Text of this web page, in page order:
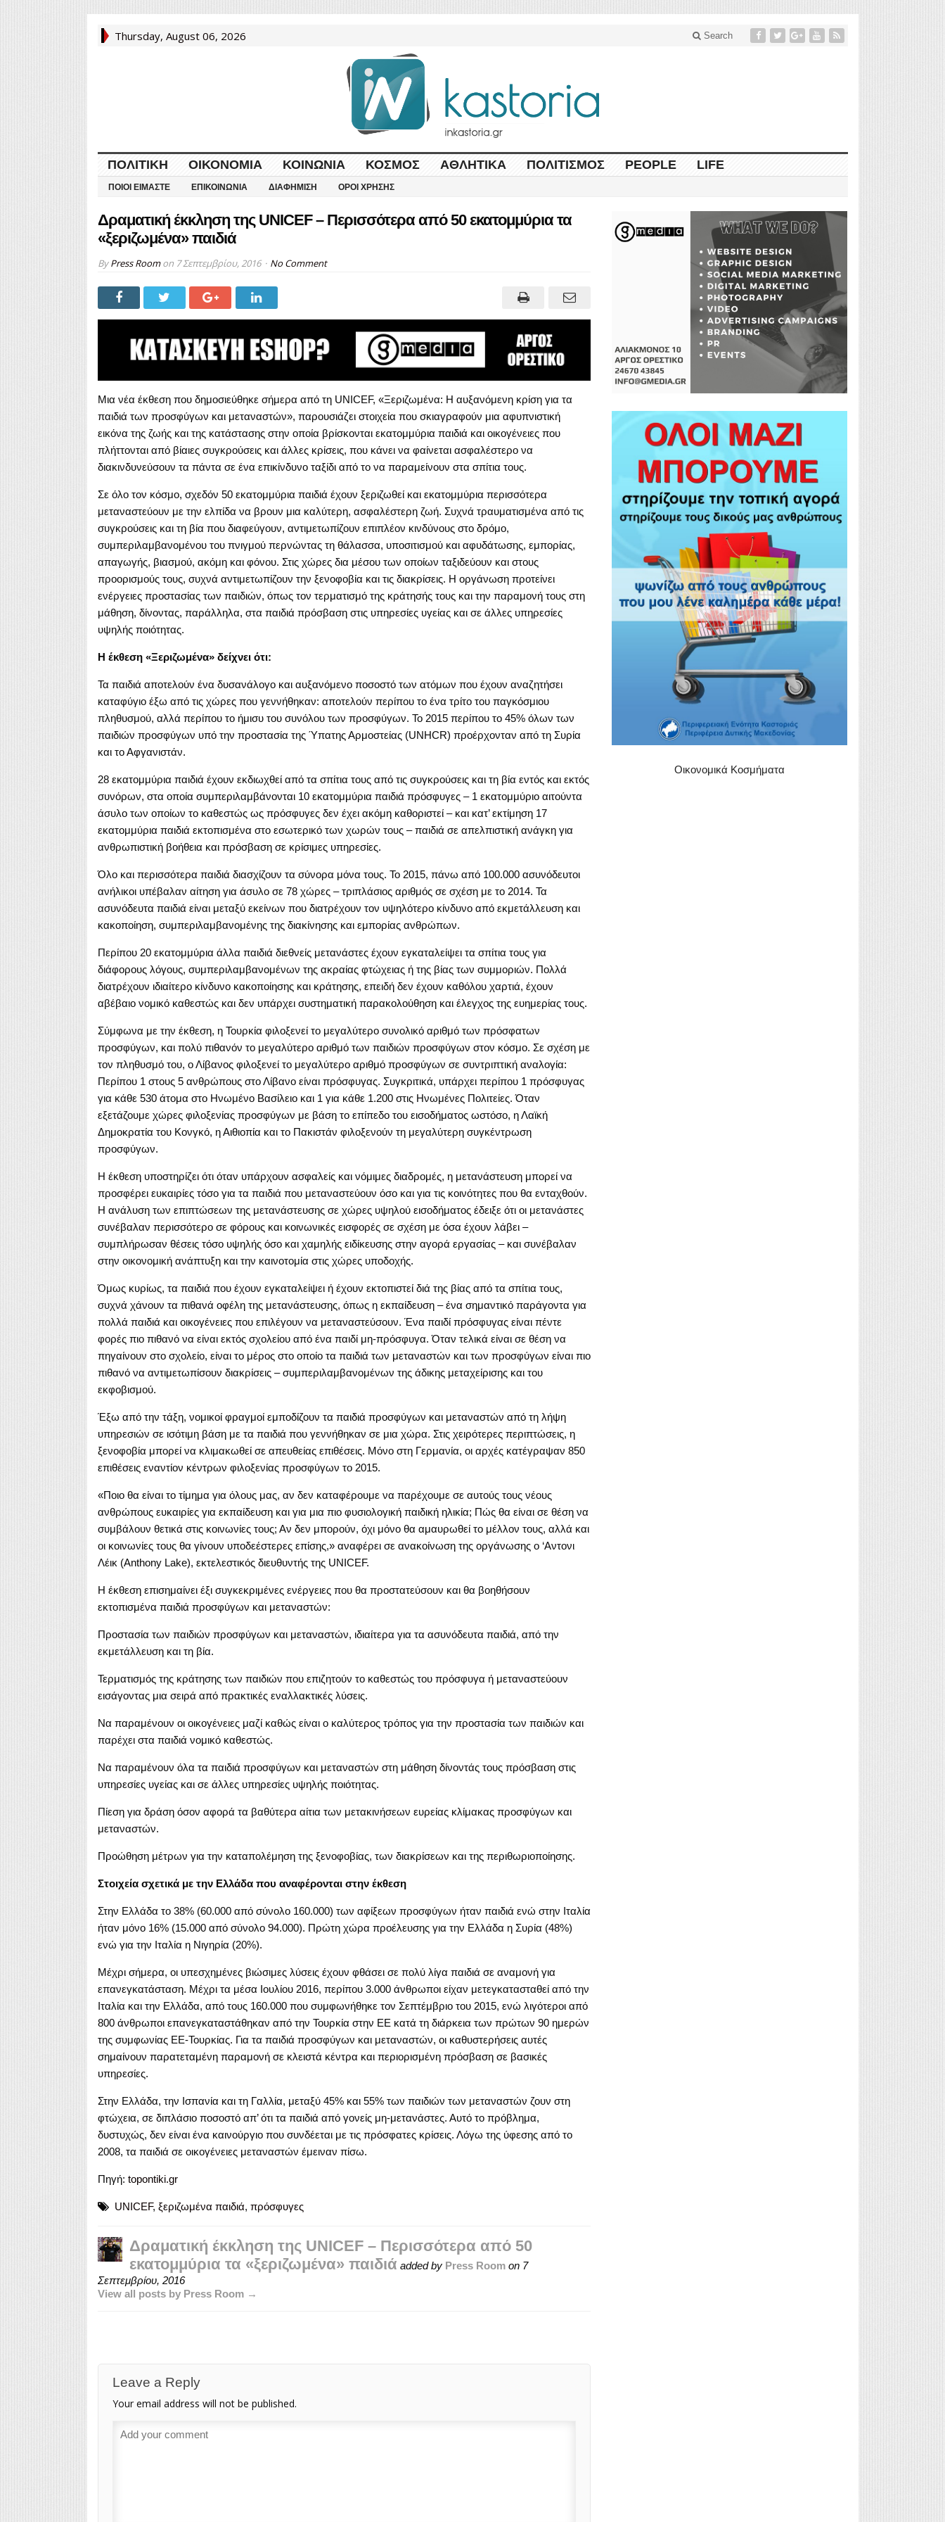
Thursday, August 06, 2026 Search
ΠΟΛΙΤΙΚΉ ΟΙΚΟΝΟΜΊΑ ΚΟΙΝΩΝΊΑ ΚΌΣΜΟΣ ΑΘΛΗΤΙΚΆ ΠΟΛΙΤΙΣΜΌΣ PEOPLE LIFE
ΠΟΙΟΙ ΕΊΜΑΣΤΕ ΕΠΙΚΟΙΝΩΝΊΑ ΔΙΑΦΉΜΙΣΗ ΌΡΟΙ ΧΡΉΣΗΣ
Δραματική έκκληση της UNICEF – Περισσότερα από 50 εκατομμύρια τα
«ξεριζωμένα» παιδιά
ByPress Roomon 7 Σεπτεμβρίου, 2016 No Comment
Μια νέα έκθεση που δημοσιεύθηκε σήμερα από τη UNICEF, «Ξεριζωμένα: Η αυξανόμενη κρίση για τα
παιδιά των προσφύγων και μεταναστών», παρουσιάζει στοιχεία που σκιαγραφούν μια αφυπνιστική
εικόνα της ζωής και της κατάστασης στην οποία βρίσκονται εκατομμύρια παιδιά και οικογένειες που
πλήττονται από βίαιες συγκρούσεις και άλλες κρίσεις, που κάνει να φαίνεται ασφαλέστερο να
διακινδυνεύσουν τα πάντα σε ένα επικίνδυνο ταξίδι από το να παραμείνουν στα σπίτια τους.
Σε όλο τον κόσμο, σχεδόν 50 εκατομμύρια παιδιά έχουν ξεριζωθεί και εκατομμύρια περισσότερα
μεταναστεύουν με την ελπίδα να βρουν μια καλύτερη, ασφαλέστερη ζωή. Συχνά τραυματισμένα από τις
συγκρούσεις και τη βία που διαφεύγουν, αντιμετωπίζουν επιπλέον κινδύνους στο δρόμο,
συμπεριλαμβανομένου του πνιγμού περνώντας τη θάλασσα, υποσιτισμού και αφυδάτωσης, εμπορίας,
απαγωγής, βιασμού, ακόμη και φόνου. Στις χώρες δια μέσου των οποίων ταξιδεύουν και στους
προορισμούς τους, συχνά αντιμετωπίζουν την ξενοφοβία και τις διακρίσεις. Η οργάνωση προτείνει
ενέργειες προστασίας των παιδιών, όπως τον τερματισμό της κράτησής τους και την παραμονή τους στη
μάθηση, δίνοντας, παράλληλα, στα παιδιά πρόσβαση στις υπηρεσίες υγείας και σε άλλες υπηρεσίες
υψηλής ποιότητας.
Η έκθεση «Ξεριζωμένα» δείχνει ότι:
Τα παιδιά αποτελούν ένα δυσανάλογο και αυξανόμενο ποσοστό των ατόμων που έχουν αναζητήσει
καταφύγιο έξω από τις χώρες που γεννήθηκαν: αποτελούν περίπου το ένα τρίτο του παγκόσμιου
πληθυσμού, αλλά περίπου το ήμισυ του συνόλου των προσφύγων. Το 2015 περίπου το 45% όλων των
παιδιών προσφύγων υπό την προστασία της Ύπατης Αρμοστείας (UNHCR) προέρχονταν από τη Συρία
και το Αφγανιστάν.
28 εκατομμύρια παιδιά έχουν εκδιωχθεί από τα σπίτια τους από τις συγκρούσεις και τη βία εντός και εκτός
συνόρων, στα οποία συμπεριλαμβάνονται 10 εκατομμύρια παιδιά πρόσφυγες – 1 εκατομμύριο αιτούντα
άσυλο των οποίων το καθεστώς ως πρόσφυγες δεν έχει ακόμη καθοριστεί – και κατ’ εκτίμηση 17
εκατομμύρια παιδιά εκτοπισμένα στο εσωτερικό των χωρών τους – παιδιά σε απελπιστική ανάγκη για
ανθρωπιστική βοήθεια και πρόσβαση σε κρίσιμες υπηρεσίες.
Όλο και περισσότερα παιδιά διασχίζουν τα σύνορα μόνα τους. Το 2015, πάνω από 100.000 ασυνόδευτοι
ανήλικοι υπέβαλαν αίτηση για άσυλο σε 78 χώρες – τριπλάσιος αριθμός σε σχέση με το 2014. Τα
ασυνόδευτα παιδιά είναι μεταξύ εκείνων που διατρέχουν τον υψηλότερο κίνδυνο από εκμετάλλευση και
κακοποίηση, συμπεριλαμβανομένης της διακίνησης και εμπορίας ανθρώπων.
Περίπου 20 εκατομμύρια άλλα παιδιά διεθνείς μετανάστες έχουν εγκαταλείψει τα σπίτια τους για
διάφορους λόγους, συμπεριλαμβανομένων της ακραίας φτώχειας ή της βίας των συμμοριών. Πολλά
διατρέχουν ιδιαίτερο κίνδυνο κακοποίησης και κράτησης, επειδή δεν έχουν καθόλου χαρτιά, έχουν
αβέβαιο νομικό καθεστώς και δεν υπάρχει συστηματική παρακολούθηση και έλεγχος της ευημερίας τους.
Σύμφωνα με την έκθεση, η Τουρκία φιλοξενεί το μεγαλύτερο συνολικό αριθμό των πρόσφατων
προσφύγων, και πολύ πιθανόν το μεγαλύτερο αριθμό των παιδιών προσφύγων στον κόσμο. Σε σχέση με
τον πληθυσμό του, ο Λίβανος φιλοξενεί το μεγαλύτερο αριθμό προσφύγων σε συντριπτική αναλογία:
Περίπου 1 στους 5 ανθρώπους στο Λίβανο είναι πρόσφυγας. Συγκριτικά, υπάρχει περίπου 1 πρόσφυγας
για κάθε 530 άτομα στο Ηνωμένο Βασίλειο και 1 για κάθε 1.200 στις Ηνωμένες Πολιτείες. Όταν
εξετάζουμε χώρες φιλοξενίας προσφύγων με βάση το επίπεδο του εισοδήματος ωστόσο, η Λαϊκή
Δημοκρατία του Κονγκό, η Αιθιοπία και το Πακιστάν φιλοξενούν τη μεγαλύτερη συγκέντρωση
προσφύγων.
Η έκθεση υποστηρίζει ότι όταν υπάρχουν ασφαλείς και νόμιμες διαδρομές, η μετανάστευση μπορεί να
προσφέρει ευκαιρίες τόσο για τα παιδιά που μεταναστεύουν όσο και για τις κοινότητες που θα ενταχθούν.
Η ανάλυση των επιπτώσεων της μετανάστευσης σε χώρες υψηλού εισοδήματος έδειξε ότι οι μετανάστες
συνέβαλαν περισσότερο σε φόρους και κοινωνικές εισφορές σε σχέση με όσα έχουν λάβει –
συμπλήρωσαν θέσεις τόσο υψηλής όσο και χαμηλής ειδίκευσης στην αγορά εργασίας – και συνέβαλαν
στην οικονομική ανάπτυξη και την καινοτομία στις χώρες υποδοχής.
Όμως κυρίως, τα παιδιά που έχουν εγκαταλείψει ή έχουν εκτοπιστεί διά της βίας από τα σπίτια τους,
συχνά χάνουν τα πιθανά οφέλη της μετανάστευσης, όπως η εκπαίδευση – ένα σημαντικό παράγοντα για
πολλά παιδιά και οικογένειες που επιλέγουν να μεταναστεύσουν. Ένα παιδί πρόσφυγας είναι πέντε
φορές πιο πιθανό να είναι εκτός σχολείου από ένα παιδί μη-πρόσφυγα. Όταν τελικά είναι σε θέση να
πηγαίνουν στο σχολείο, είναι το μέρος στο οποίο τα παιδιά των μεταναστών και των προσφύγων είναι πιο
πιθανό να αντιμετωπίσουν διακρίσεις – συμπεριλαμβανομένων της άδικης μεταχείρισης και του
εκφοβισμού.
Έξω από την τάξη, νομικοί φραγμοί εμποδίζουν τα παιδιά προσφύγων και μεταναστών από τη λήψη
υπηρεσιών σε ισότιμη βάση με τα παιδιά που γεννήθηκαν σε μια χώρα. Στις χειρότερες περιπτώσεις, η
ξενοφοβία μπορεί να κλιμακωθεί σε απευθείας επιθέσεις. Μόνο στη Γερμανία, οι αρχές κατέγραψαν 850
επιθέσεις εναντίον κέντρων φιλοξενίας προσφύγων το 2015.
«Ποιο θα είναι το τίμημα για όλους μας, αν δεν καταφέρουμε να παρέχουμε σε αυτούς τους νέους
ανθρώπους ευκαιρίες για εκπαίδευση και για μια πιο φυσιολογική παιδική ηλικία; Πώς θα είναι σε θέση να
συμβάλουν θετικά στις κοινωνίες τους; Αν δεν μπορούν, όχι μόνο θα αμαυρωθεί το μέλλον τους, αλλά και
οι κοινωνίες τους θα γίνουν υποδεέστερες επίσης,» αναφέρει σε ανακοίνωση της οργάνωσης ο ‘Αντονι
Λέικ (Anthony Lake), εκτελεστικός διευθυντής της UNICEF.
Η έκθεση επισημαίνει έξι συγκεκριμένες ενέργειες που θα προστατεύσουν και θα βοηθήσουν
εκτοπισμένα παιδιά προσφύγων και μεταναστών:
Προστασία των παιδιών προσφύγων και μεταναστών, ιδιαίτερα για τα ασυνόδευτα παιδιά, από την
εκμετάλλευση και τη βία.
Τερματισμός της κράτησης των παιδιών που επιζητούν το καθεστώς του πρόσφυγα ή μεταναστεύουν
εισάγοντας μια σειρά από πρακτικές εναλλακτικές λύσεις.
Να παραμένουν οι οικογένειες μαζί καθώς είναι ο καλύτερος τρόπος για την προστασία των παιδιών και
παρέχει στα παιδιά νομικό καθεστώς.
Να παραμένουν όλα τα παιδιά προσφύγων και μεταναστών στη μάθηση δίνοντάς τους πρόσβαση στις
υπηρεσίες υγείας και σε άλλες υπηρεσίες υψηλής ποιότητας.
Πίεση για δράση όσον αφορά τα βαθύτερα αίτια των μετακινήσεων ευρείας κλίμακας προσφύγων και
μεταναστών.
Προώθηση μέτρων για την καταπολέμηση της ξενοφοβίας, των διακρίσεων και της περιθωριοποίησης.
Στοιχεία σχετικά με την Ελλάδα που αναφέρονται στην έκθεση
Στην Ελλάδα το 38% (60.000 από σύνολο 160.000) των αφίξεων προσφύγων ήταν παιδιά ενώ στην Ιταλία
ήταν μόνο 16% (15.000 από σύνολο 94.000). Πρώτη χώρα προέλευσης για την Ελλάδα η Συρία (48%)
ενώ για την Ιταλία η Νιγηρία (20%).
Μέχρι σήμερα, οι υπεσχημένες βιώσιμες λύσεις έχουν φθάσει σε πολύ λίγα παιδιά σε αναμονή για
επανεγκατάσταση. Μέχρι τα μέσα Ιουλίου 2016, περίπου 3.000 άνθρωποι είχαν μετεγκατασταθεί από την
Ιταλία και την Ελλάδα, από τους 160.000 που συμφωνήθηκε τον Σεπτέμβριο του 2015, ενώ λιγότεροι από
800 άνθρωποι επανεγκαταστάθηκαν από την Τουρκία στην ΕΕ κατά τη διάρκεια των πρώτων 90 ημερών
της συμφωνίας ΕΕ-Τουρκίας. Για τα παιδιά προσφύγων και μεταναστών, οι καθυστερήσεις αυτές
σημαίνουν παρατεταμένη παραμονή σε κλειστά κέντρα και περιορισμένη πρόσβαση σε βασικές
υπηρεσίες.
Στην Ελλάδα, την Ισπανία και τη Γαλλία, μεταξύ 45% και 55% των παιδιών των μεταναστών ζουν στη
φτώχεια, σε διπλάσιο ποσοστό απ’ ότι τα παιδιά από γονείς μη-μετανάστες. Αυτό το πρόβλημα,
δυστυχώς, δεν είναι ένα καινούργιο που συνδέεται με τις πρόσφατες κρίσεις. Λόγω της ύφεσης από το
2008, τα παιδιά σε οικογένειες μεταναστών έμειναν πίσω.
Πηγή: topontiki.gr
UNICEF, ξεριζωμένα παιδιά, πρόσφυγες
Δραματική έκκληση της UNICEF – Περισσότερα από 50
εκατομμύρια τα «ξεριζωμένα» παιδιά added by Press Roomon 7
Σεπτεμβρίου, 2016
View all posts by Press Room →
Leave a Reply
Your email address will not be published.
Οικονομικά Κοσμήματα